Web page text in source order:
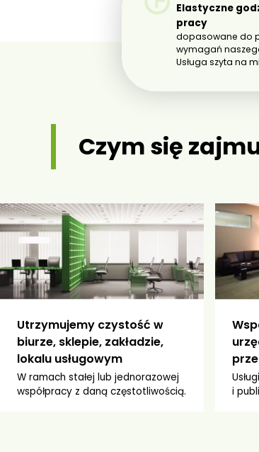
Elastyczne
pracy
dopasowane do
wymagań
Usługa szyta na
Czym się
Utrzymujemy czystość w
biurze, sklepie, zakładzie,
lokalu usługowym
W ramach stałej lub jednorazowej
współpracy z daną częstotliwością.
i